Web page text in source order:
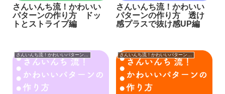
さんいんち流！かわいい
パターンの作り方 ドッ
トとストライプ編
さんいんち流！かわいい
パターンの作り方 透け
感プラスで抜け感UP編
さんいんち流！かわいいパターンの作り方 さんいんち流！かわいいパターンの作り方